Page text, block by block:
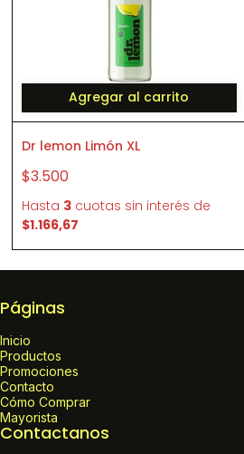
Agregar al carrito
Dr lemon Limón XL
$3.500
Hasta 3cuotas sin interés de
$1.166,67
Páginas
Inicio
Productos
Promociones
Contacto
Cómo Comprar
Mayorista
Contactanos